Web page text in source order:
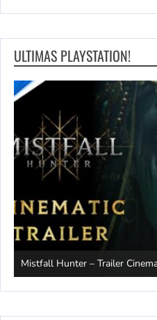
ULTIMAS PLAYSTATION!
Mistfall Hunter – Trailer